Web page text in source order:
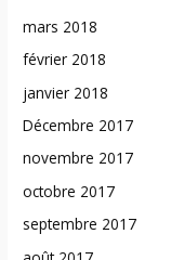
mars 2018
février 2018
janvier 2018
Décembre 2017
novembre 2017
octobre 2017
septembre 2017